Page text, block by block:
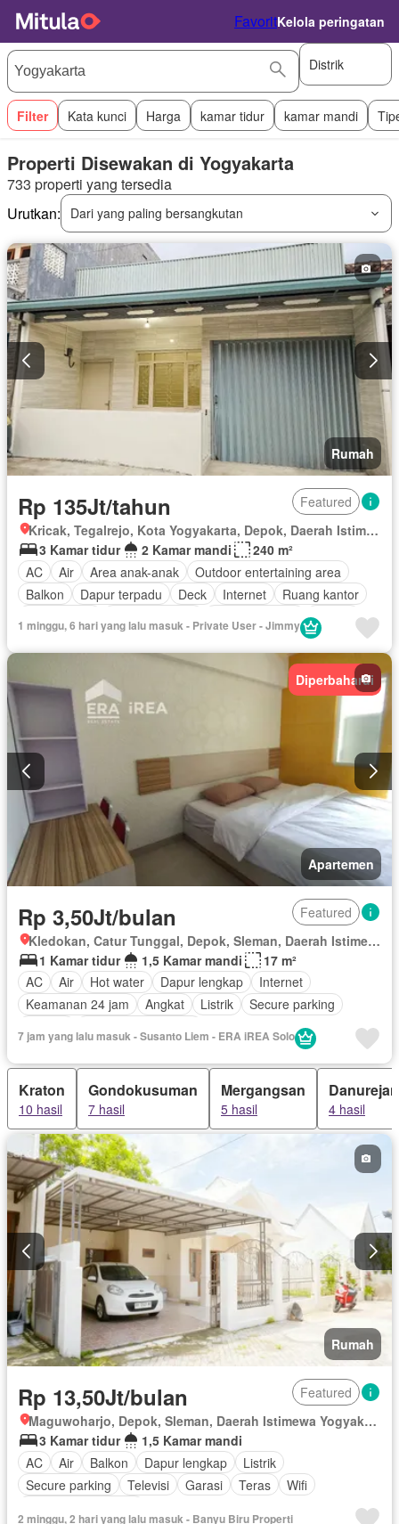
FavoritKelola peringatan
Distrik
Filter Kata kunci Harga kamar tidur kamar mandi
Properti Disewakan di Yogyakarta
733 properti yang tersedia
Urutkan:
Dari yang paling bersangkutan
Rumah
Rp 135Jt/tahun
Featured
Kricak, Tegalrejo, Kota Yogyakarta, Depok, Daerah Istimewa Yogyakarta
3 Kamar tidur
2 Kamar mandi
240 m²
AC
Air Area anak-anak
Outdoor entertaining area
Balkon
Dapur terpadu Deck Internet
Ruang kantor
Taman
Panggang
Wifi Tanpa perabotan
1 minggu, 6 hari yang lalu masuk - Private User - Jimmy
Diperbaharui
Apartemen
Rp 3,50Jt/bulan
Featured
Kledokan, Catur Tunggal, Depok, Sleman, Daerah Istimewa Yogyakarta
1 Kamar tidur
1,5 Kamar mandi
17 m²
AC
Air Hot water Dapur lengkap
Internet
Keamanan 24 jam
Angkat Listrik
Secure parking
7 jam yang lalu masuk - Susanto Liem - ERA iREA Solo
Kraton
10 hasil
Gondokusuman
7 hasil
Mergangsan
5 hasil
Danurejan
4 hasil
Rumah
Rp 13,50Jt/bulan
Featured
Maguwoharjo, Depok, Sleman, Daerah Istimewa Yogyakarta
3 Kamar tidur
1,5 Kamar mandi
AC
Air Balkon Dapur lengkap
Listrik
Secure parking
Televisi Garasi Teras
Wifi
2 minggu, 2 hari yang lalu masuk - Banyu Biru Properti